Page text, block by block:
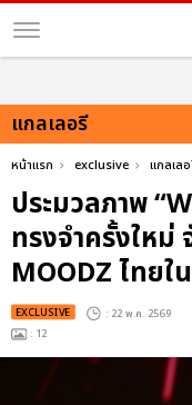
แกลเลอรี
หน้าแรก exclusive แกลเล
ประมวลภาพ
ทรงจำครั้งใหม่
MOODZ ไทยใ
EXCLUSIVE : 22 พ.ค. 2569
: 12